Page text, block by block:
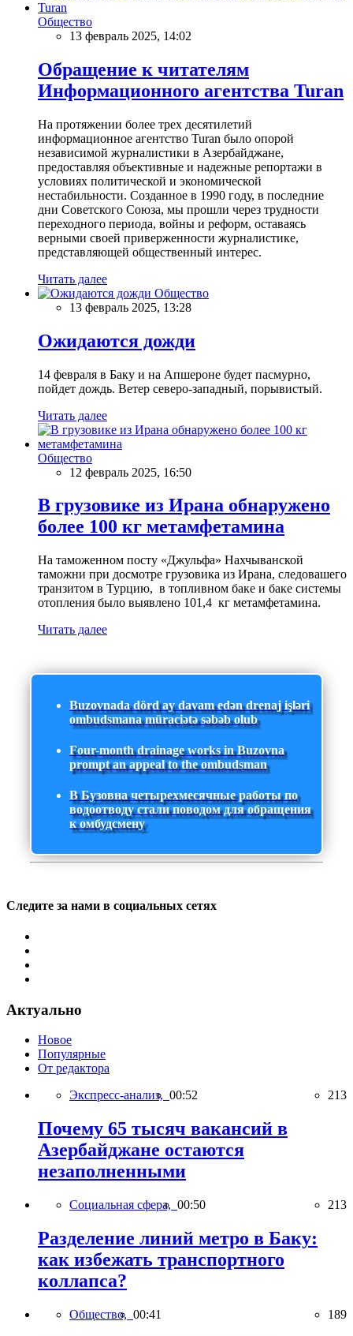
Общество
13 февраль 2025, 14:02
Обращение к читателям
Информационного агентства Turan
На протяжении более трех десятилетий
информационное агентство Turan было опорой
независимой журналистики в Азербайджане,
предоставляя объективные и надежные репортажи в
условиях политической и экономической
нестабильности. Созданное в 1990 году, в последние
дни Советского Союза, мы прошли через трудности
переходного периода, войны и реформ, оставаясь
верными своей приверженности журналистике,
представляющей общественный интерес.
Читать далее
Общество
13 февраль 2025, 13:28
Ожидаются дожди
14 февраля в Баку и на Апшероне будет пасмурно,
пойдет дождь. Ветер северо-западный, порывистый.
Читать далее
Общество
12 февраль 2025, 16:50
В грузовике из Ирана обнаружено
более 100 кг метамфетамина
На таможенном посту «Джульфа» Нахчыванской
таможни при досмотре грузовика из Ирана, следовашего
транзитом в Турцию, в топливном баке и баке системы
отопления было выявлено 101,4 кг метамфетамина.
Читать далее
Buzovnada dörd ay davam edən drenaj işləri
ombudsmana müraciətə səbəb olub
Four-month drainage works in Buzovna
prompt an appeal to the ombudsman
В Бузовна четырехмесячные работы по
водоотводу стали поводом для обращения
к омбудсмену
Следите за нами в социальных сетях
Актуально
Новое
Популярные
От редактора
Экспресс-анализ, 00:52 213
Почему 65 тысяч вакансий в
Азербайджане остаются
незаполненными
Социальная сфера, 00:50 213
Разделение линий метро в Баку:
как избежать транспортного
коллапса?
Общество, 00:41 189